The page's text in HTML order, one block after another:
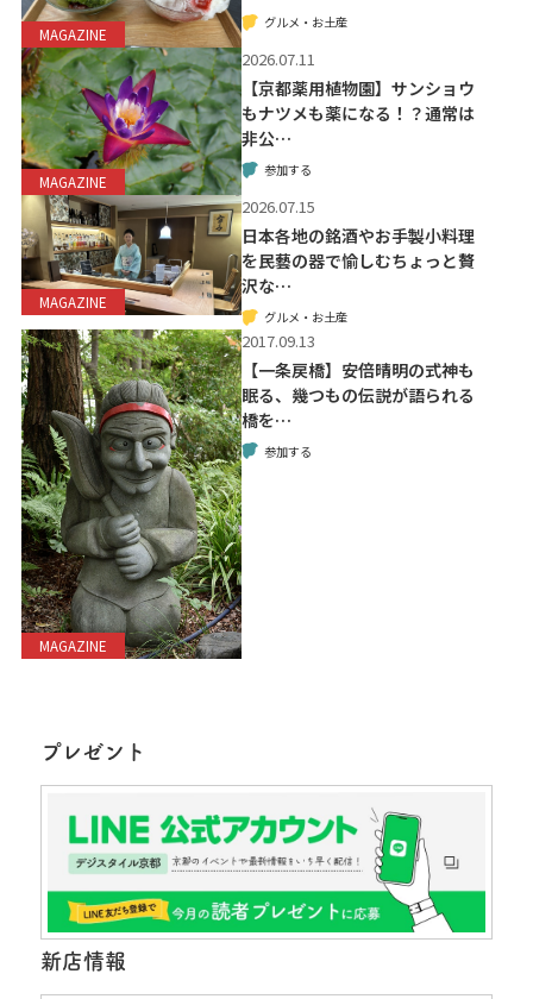
MAGAZINE
グルメ・お土産
MAGAZINE
2026.07.11
【京都薬用植物園】サンショウ
もナツメも薬になる！？通常は
非公…
参加する
MAGAZINE
2026.07.15
日本各地の銘酒やお手製小料理
を民藝の器で愉しむちょっと贅
沢な…
グルメ・お土産
MAGAZINE
2017.09.13
【一条戻橋】安倍晴明の式神も
眠る、幾つもの伝説が語られる
橋を…
参加する
プレゼント
新店情報